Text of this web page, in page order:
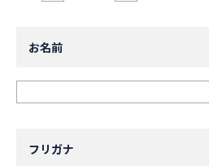
お名前
フリガナ